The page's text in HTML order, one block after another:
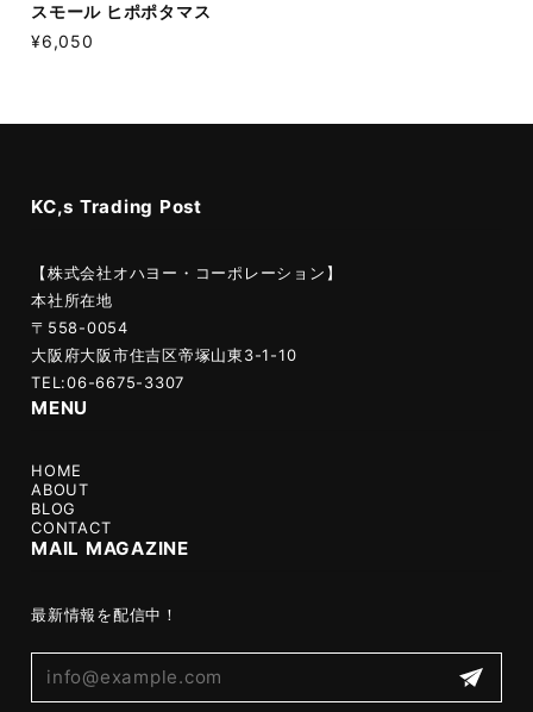
スモール ヒポポタマス
¥6,050
KC,s Trading Post
【株式会社オハヨー・コーポレーション】
本社所在地
〒558-0054
大阪府大阪市住吉区帝塚山東3-1-10
TEL:06-6675-3307
MENU
HOME
ABOUT
BLOG
CONTACT
MAIL MAGAZINE
最新情報を配信中！